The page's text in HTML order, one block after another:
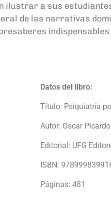
a sus
de las narrativas
Datos del libro:
Título: Psiquiatría
Autor: Oscar
Editorial: UFG
ISBN:
Páginas: 481